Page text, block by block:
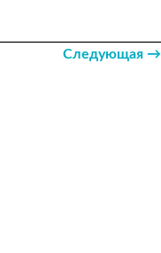
Следующая →